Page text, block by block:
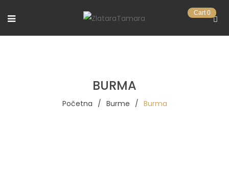
Cart 0
BURMA
Početna / Burme / Burma